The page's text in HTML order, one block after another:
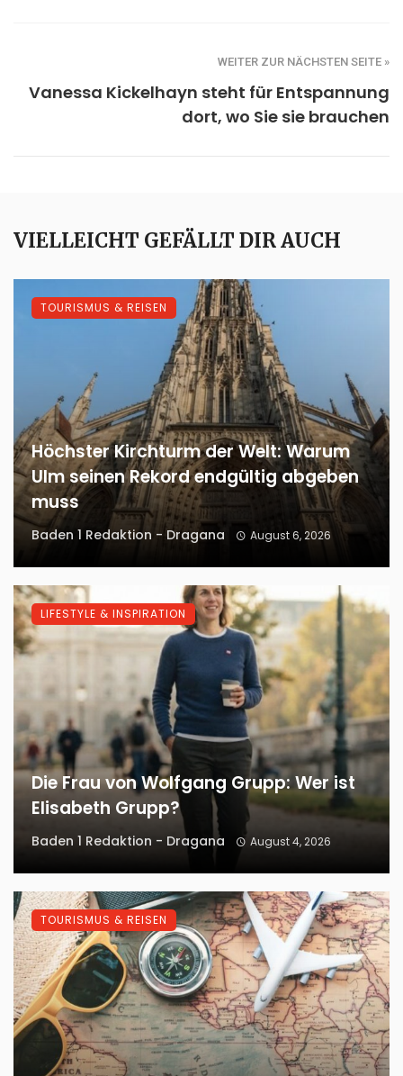
WEITER ZUR NÄCHSTEN SEITE »
Vanessa Kickelhayn steht für Entspannung
dort, wo Sie sie brauchen
VIELLEICHT GEFÄLLT DIR AUCH
Höchster Kirchturm der Welt: Warum
Ulm seinen Rekord endgültig abgeben
muss
Baden 1 Redaktion - Dragana August 6, 2026
TOURISMUS & REISEN
Die Frau von Wolfgang Grupp: Wer ist
Elisabeth Grupp?
Baden 1 Redaktion - Dragana August 4, 2026
LIFESTYLE & INSPIRATION
TOURISMUS & REISEN